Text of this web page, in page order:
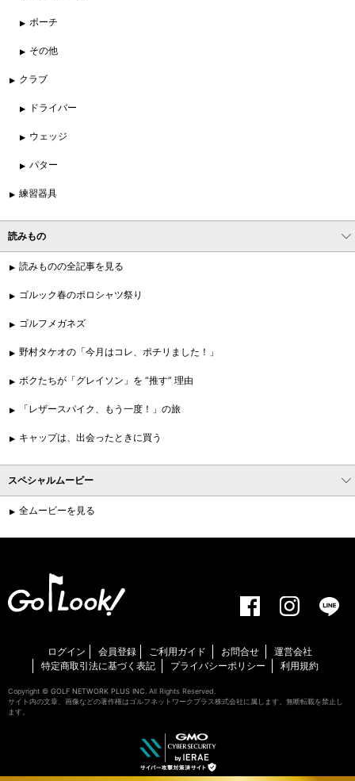
ポーチ
その他
クラブ
ドライバー
ウェッジ
パター
練習器具
読みもの
読みものの全記事を見る
ゴルック春のポロシャツ祭り
ゴルフメガネズ
野村タケオの「今月はコレ、ポチリました！」
ボクたちが「グレイソン」を “推す” 理由
「レザースパイク、もう一度！」の旅
キャップは、出会ったときに買う
スペシャルムービー
全ムービーを見る
ログイン 会員登録 ご利用ガイド お問合せ
運営会社
特定商取引法に基づく表記
プライバシーポリシー 利用規約
Copyright © GOLF NETWORK PLUS INC. All Rights Reserved.
サイト内の文章、画像などの著作権はゴルフネットワークプラス株式会社に属します。無断転載を禁止し
ます。